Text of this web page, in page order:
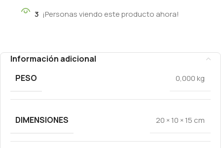
3 ¡Personas viendo este producto ahora!
Información adicional
PESO
0,000 kg
DIMENSIONES 20 × 10 × 15 cm